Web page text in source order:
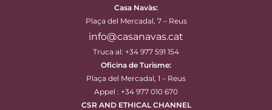
Casa Navàs:
Plaça del Mercadal, 7 – Reus
info@casanavas.cat
Truca al: +34 977 591 154
Oficina de Turisme:
Plaça del Mercadal, 1 – Reus
Appel : +34 977 010 670
CSR AND ETHICAL CHANNEL